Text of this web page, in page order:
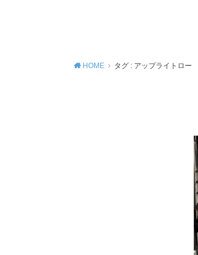
HOME タグ : アップライトロー